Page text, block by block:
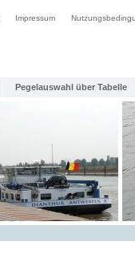
Impressum
Pegelauswahl über Tabelle